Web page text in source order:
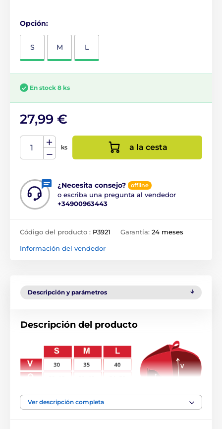
Opción:
S M L
En stock 8 ks
27,99 €
ks a la cesta
¿Necesita consejo? offline
o escriba una pregunta al vendedor
+34900963443
Código del producto : P3921 Garantía: 24 meses
Información del vendedor
Descripción y parámetros
Descripción del producto
Ver descripción completa